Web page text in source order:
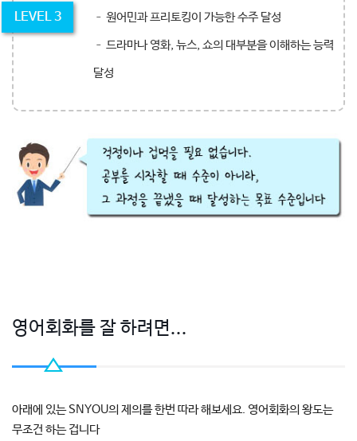
LEVEL 3 – 원어민과 프리토킹이 가능한 수주 달성
– 드라마나 영화, 뉴스, 쇼의 대부분을 이해하는 능력
달성
영어회화를 잘 하려면...
아래에 있는 SNYOU의 제의를 한번 따라 해보세요. 영어회화의 왕도는
무조건 하는 겁니다